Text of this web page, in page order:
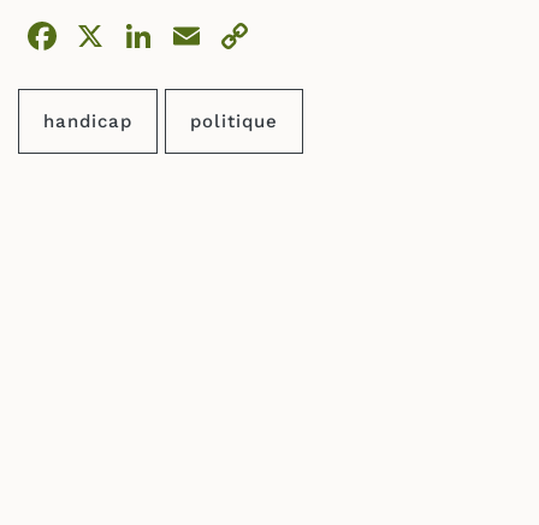
Facebook
X LinkedIn
Email
handicap politique